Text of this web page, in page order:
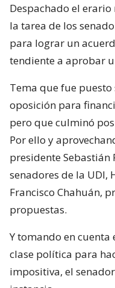
Despachado el
la tarea de los
para lograr un
tendiente a aprobar
Tema que fue
oposición para
pero que culminó
Por ello y
presidente Sebastián
senadores de la UDI,
Francisco Chahuán,
propuestas.
Y tomando en cuenta
clase política para
impositiva, el